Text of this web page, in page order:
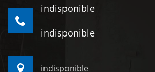
indisponible
indisponible
indisponible